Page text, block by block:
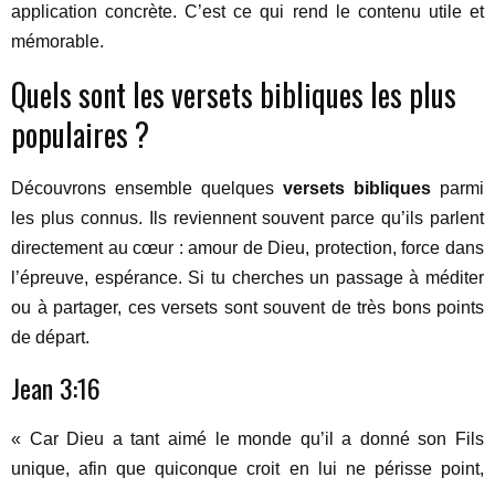
application concrète. C’est ce qui rend le contenu utile et
mémorable.
Quels sont les versets bibliques les plus
populaires ?
Découvrons ensemble quelques versets bibliques parmi
les plus connus. Ils reviennent souvent parce qu’ils parlent
directement au cœur : amour de Dieu, protection, force dans
l’épreuve, espérance. Si tu cherches un passage à méditer
ou à partager, ces versets sont souvent de très bons points
de départ.
Jean 3:16
« Car Dieu a tant aimé le monde qu’il a donné son Fils
unique, afin que quiconque croit en lui ne périsse point,